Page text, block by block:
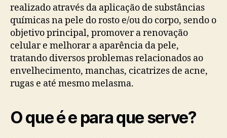
realizado através da aplicação de substâncias
químicas na pele do rosto e/ou do corpo, sendo o
objetivo principal, promover a renovação
celular e melhorar a aparência da pele,
tratando diversos problemas relacionados ao
envelhecimento, manchas, cicatrizes de acne,
rugas e até mesmo melasma.
O que é e para que serve?